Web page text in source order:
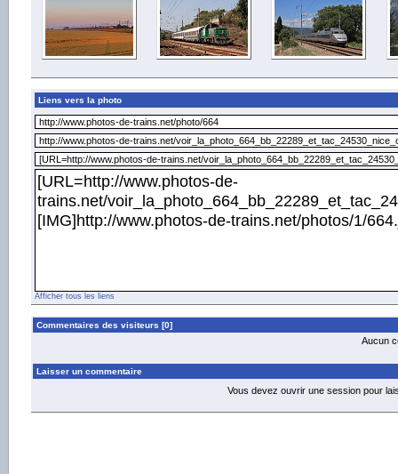
Liens vers la photo
Afficher tous les liens
Commentaires des visiteurs [0]
Aucun
Laisser un commentaire
Vous devez ouvrir une session pour